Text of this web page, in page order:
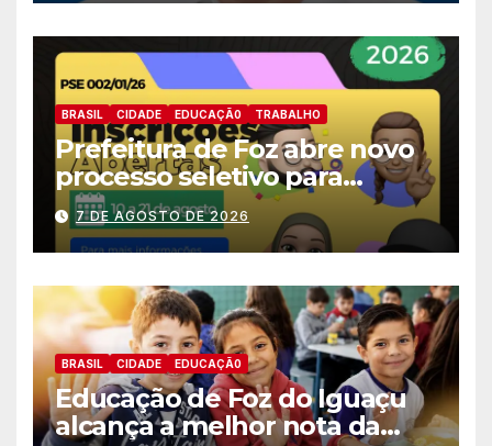
BRASIL CIDADE EDUCAÇÃ0 TRABALHO
Prefeitura de Foz abre novo
processo seletivo para
estagiários
7 DE AGOSTO DE 2026
BRASIL CIDADE EDUCAÇÃ0
Educação de Foz do Iguaçu
alcança a melhor nota da